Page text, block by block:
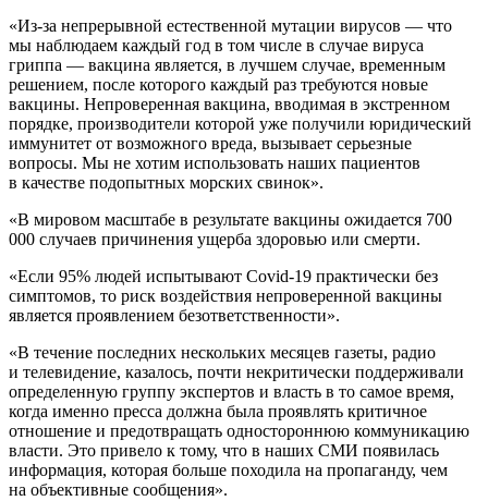
«Из-за непрерывной естественной мутации вирусов — что
мы наблюдаем каждый год в том числе в случае вируса
гриппа — вакцина является, в лучшем случае, временным
решением, после которого каждый раз требуются новые
вакцины. Непроверенная вакцина, вводимая в экстренном
порядке, производители которой уже получили юридический
иммунитет от возможного вреда, вызывает серьезные
вопросы. Мы не хотим использовать наших пациентов
в качестве подопытных морских свинок».
«В мировом масштабе в результате вакцины ожидается 700
000 случаев причинения ущерба здоровью или смерти.
«Если 95% людей испытывают Covid-19 практически без
симптомов, то риск воздействия непроверенной вакцины
является проявлением безответственности».
«В течение последних нескольких месяцев газеты, радио
и телевидение, казалось, почти некритически поддерживали
определенную группу экспертов и власть в то самое время,
когда именно пресса должна была проявлять критичное
отношение и предотвращать одностороннюю коммуникацию
власти. Это привело к тому, что в наших СМИ появилась
информация, которая больше походила на пропаганду, чем
на объективные сообщения».